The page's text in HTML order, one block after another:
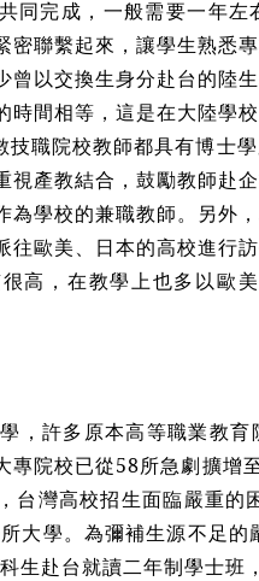
同完成，一般需要一年
密聯繫起來，讓學生熟悉
曾以交換生身分赴台的陸
間相等，這是在大陸學校
技職院校教師都具有博士
視產教結合，鼓勵教師赴
為學校的兼職教師。另外
往歐美、日本的高校進行
高，在教學上也多以歐
，許多原本高等職業教
專院校已從58所急劇擴增
台灣高校招生面臨嚴重
大學。為彌補生源不足
生赴台就讀二年制學士班